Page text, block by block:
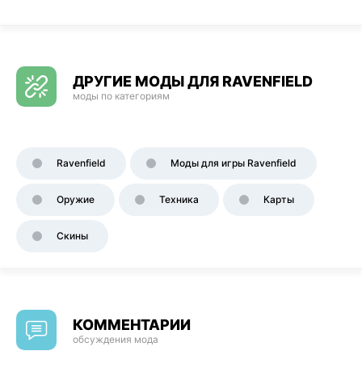
ДРУГИЕ МОДЫ ДЛЯ RAVENFIELD
моды по категориям
Ravenfield Моды для игры Ravenfield
Оружие Техника Карты
Скины
КОММЕНТАРИИ
обсуждения мода